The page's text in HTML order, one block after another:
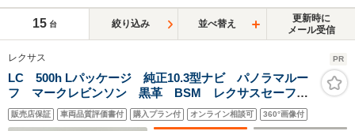
15 台 絞り込み 並べ替え
更新時に
メール受信
レクサス PR
LC 500h Lパッケージ 純正10.3型ナビ パノラマルー
フ マークレビンソン 黒革 BSM レクサスセーフテ
ィシステム レーダークルコン PCS バックカメラ
レーンキープ 3眼LED パワーシート/エア/シートヒー
販売店保証 車両品質評価書付 購入プラン付 オンライン相談可 360°画像付